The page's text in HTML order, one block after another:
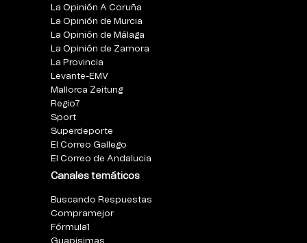
La Opinión A Coruña
La Opinión de Murcia
La Opinión de Málaga
La Opinión de Zamora
La Provincia
Levante-EMV
Mallorca Zeitung
Regio7
Sport
Superdeporte
El Correo Gallego
El Correo de Andalucia
Canales temáticos
Buscando Respuestas
Compramejor
Fórmula1
Guapisimas